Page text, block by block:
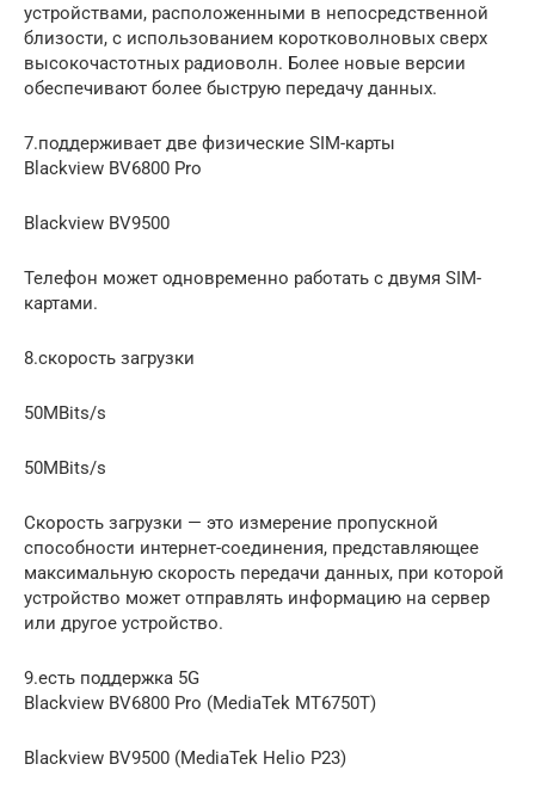
устройствами, расположенными в непосредственной
близости, с использованием коротковолновых сверх
высокочастотных радиоволн. Более новые версии
обеспечивают более быструю передачу данных.
7.поддерживает две физические SIM-карты
Blackview BV6800 Pro
Blackview BV9500
Телефон может одновременно работать с двумя SIM-
картами.
8.скорость загрузки
50MBits/s
50MBits/s
Скорость загрузки — это измерение пропускной
способности интернет-соединения, представляющее
максимальную скорость передачи данных, при которой
устройство может отправлять информацию на сервер
или другое устройство.
9.есть поддержка 5G
Blackview BV6800 Pro (MediaTek MT6750T)
Blackview BV9500 (MediaTek Helio P23)